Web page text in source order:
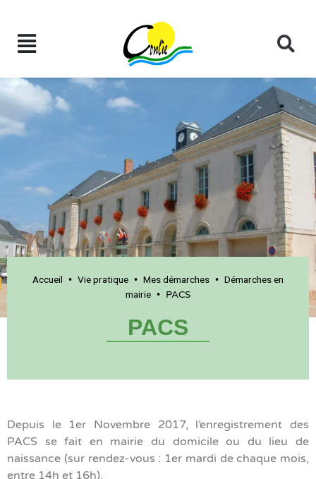
Accueil • Vie pratique • Mes démarches • Démarches en
mairie • PACS
PACS
Depuis le 1er Novembre 2017, l’enregistrement des
PACS se fait en mairie du domicile ou du lieu de
naissance (sur rendez-vous : 1er mardi de chaque mois,
entre 14h et 16h).